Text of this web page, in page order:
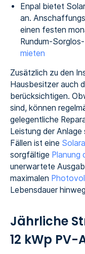
Enpal bietet
an.
einen festen
Rundum-
mieten
Zusätzlich zu den
Hausbesitzer auch
berücksichtigen.
sind, können
gelegentliche
Leistung der
Fällen ist eine
sorgfältige Planung
unerwartete
maximalen
Lebensdauer
Jährliche
12 kWp